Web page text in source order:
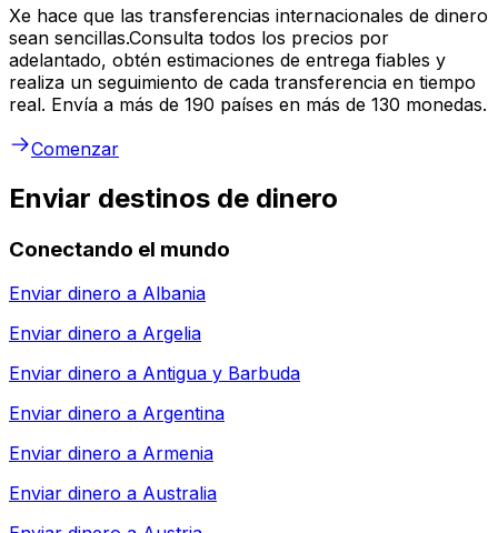
Xe hace que las transferencias internacionales de dinero
sean sencillas.Consulta todos los precios por
adelantado, obtén estimaciones de entrega fiables y
realiza un seguimiento de cada transferencia en tiempo
real. Envía a más de 190 países en más de 130 monedas.
Comenzar
Enviar destinos de dinero
Conectando el mundo
Enviar dinero a Albania
Enviar dinero a Argelia
Enviar dinero a Antigua y Barbuda
Enviar dinero a Argentina
Enviar dinero a Armenia
Enviar dinero a Australia